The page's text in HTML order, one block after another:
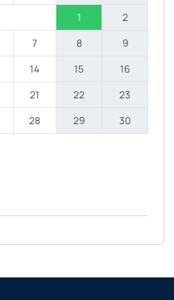
1
2
7 8
9
14 15
16
21 22
23
28 29
30